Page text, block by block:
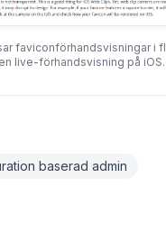
faviconförhandsvisningar i
live-förhandsvisning på iOS.
baserad admin